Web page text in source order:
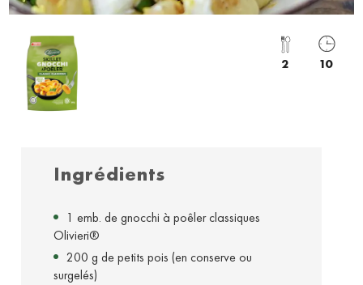
2 10
Ingrédients
1 emb. de gnocchi à poêler classiques
Olivieri®
200 g de petits pois (en conserve ou
surgelés)